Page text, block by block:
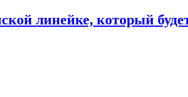
линейке, который